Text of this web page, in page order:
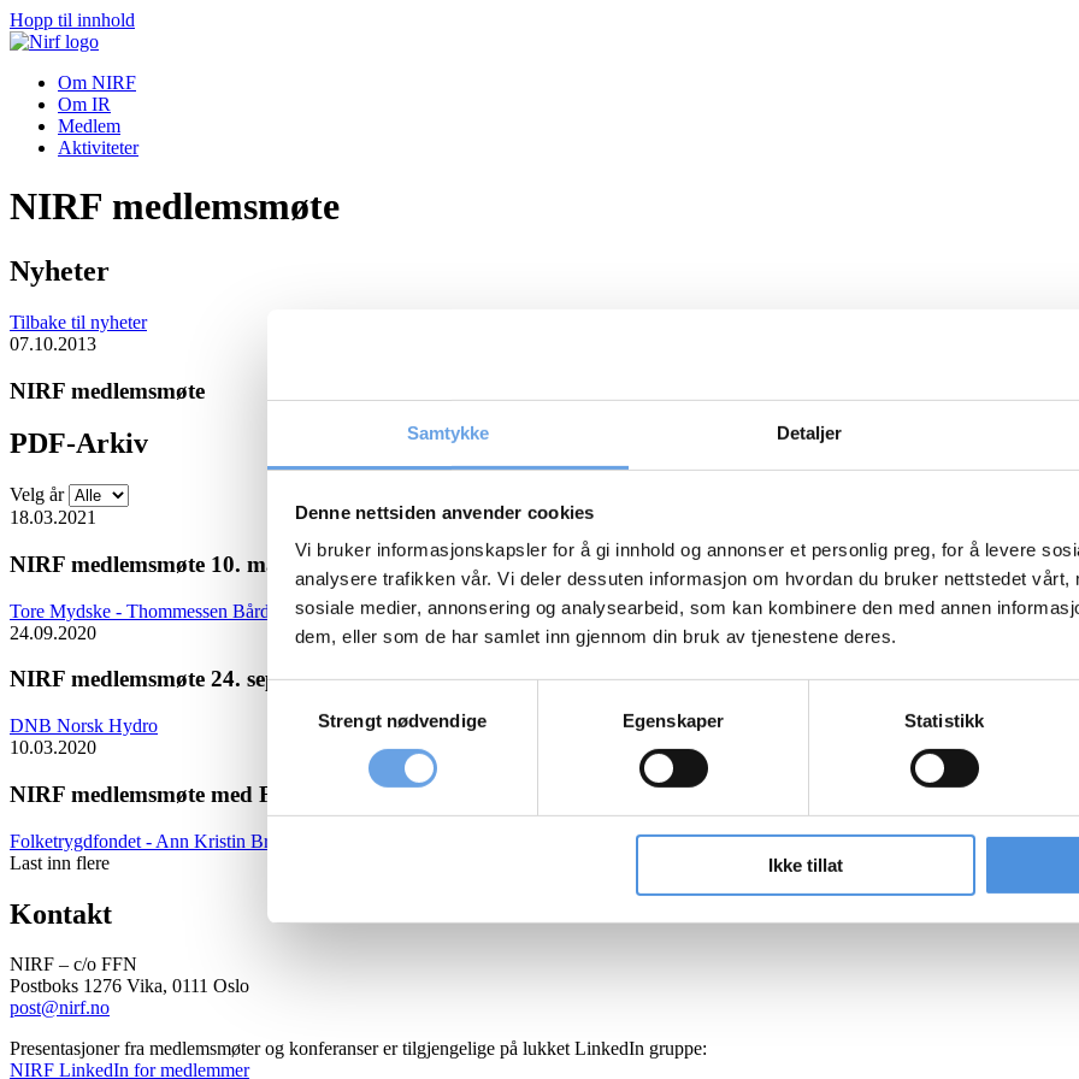
Samtykke Detaljer
Denne nettsiden anvender cookies
Vi bruker informasjonskapsler for å gi innhold og annonser et personlig preg, for å levere
analysere trafikken vår. Vi deler dessuten informasjon om hvordan du bruker nettstedet vårt,
sosiale medier, annonsering og analysearbeid, som kan kombinere den med annen
dem, eller som de har samlet inn gjennom din bruk av tjenestene deres.
Samtykkevalg
Strengt nødvendige
Egenskaper Statistikk
Ikke tillat
Hopp til innhold
Om NIRF
Om IR
Medlem
Aktiviteter
NIRF medlemsmøte
Nyheter
Tilbake til nyheter
07.10.2013
NIRF medlemsmøte
PDF-Arkiv
Velg år
18.03.2021
NIRF medlemsmøte 10. mars 2021
Tore Mydske - Thommessen Bård Bringedal - Storebrand
24.09.2020
NIRF medlemsmøte 24. september – Teams Webinar
DNB Norsk Hydro
10.03.2020
NIRF medlemsmøte med Folketrygdfondet og Tomra 10. mars 2020
Folketrygdfondet - Ann Kristin Brautaset
Last inn flere
Kontakt
NIRF – c/o FFN
Postboks 1276 Vika, 0111 Oslo
post@nirf.no
Presentasjoner fra medlemsmøter og konferanser er tilgjengelige på lukket LinkedIn gruppe:
NIRF LinkedIn for medlemmer